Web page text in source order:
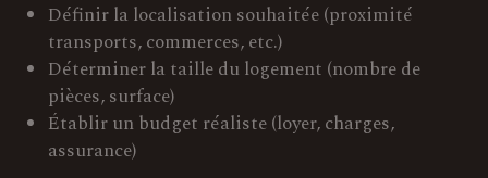
Définir la localisation souhaitée (proximité
transports, commerces, etc.)
Déterminer la taille du logement (nombre de
pièces, surface)
Établir un budget réaliste (loyer, charges,
assurance)